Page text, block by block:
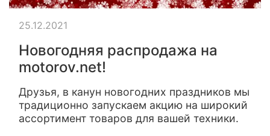
Новогодняя распродажа на
motorov.net!
Друзья, в канун новогодних праздников мы
традиционно запускаем акцию на широкий
ассортимент товаров для вашей техники.
25.12.2021